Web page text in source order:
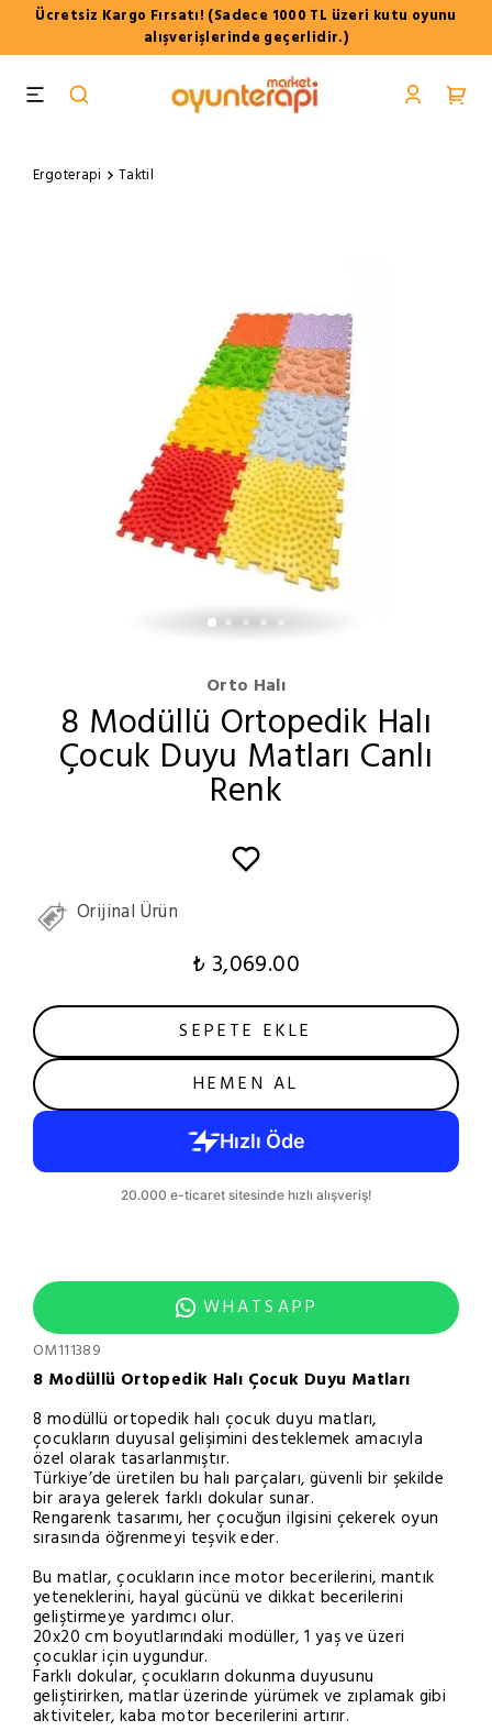
Ücretsiz Kargo Fırsatı! (Sadece 1000 TL üzeri kutu oyunu
alışverişlerinde geçerlidir.)
Ergoterapi Taktil
Orto Halı
8 Modüllü Ortopedik Halı
Çocuk Duyu Matları Canlı
Renk
Orijinal Ürün
₺ 3,069.00
SEPETE EKLE
HEMEN AL
WHATSAPP
OM111389
8 Modüllü Ortopedik Halı Çocuk Duyu Matları
8 modüllü ortopedik halı çocuk duyu matları,
çocukların duyusal gelişimini desteklemek amacıyla
özel olarak tasarlanmıştır.
Türkiye’de üretilen bu halı parçaları, güvenli bir şekilde
bir araya gelerek farklı dokular sunar.
Rengarenk tasarımı, her çocuğun ilgisini çekerek oyun
sırasında öğrenmeyi teşvik eder.
Bu matlar, çocukların ince motor becerilerini, mantık
yeteneklerini, hayal gücünü ve dikkat becerilerini
geliştirmeye yardımcı olur.
20x20 cm boyutlarındaki modüller, 1 yaş ve üzeri
çocuklar için uygundur.
Farklı dokular, çocukların dokunma duyusunu
geliştirirken, matlar üzerinde yürümek ve zıplamak gibi
aktiviteler, kaba motor becerilerini artırır.